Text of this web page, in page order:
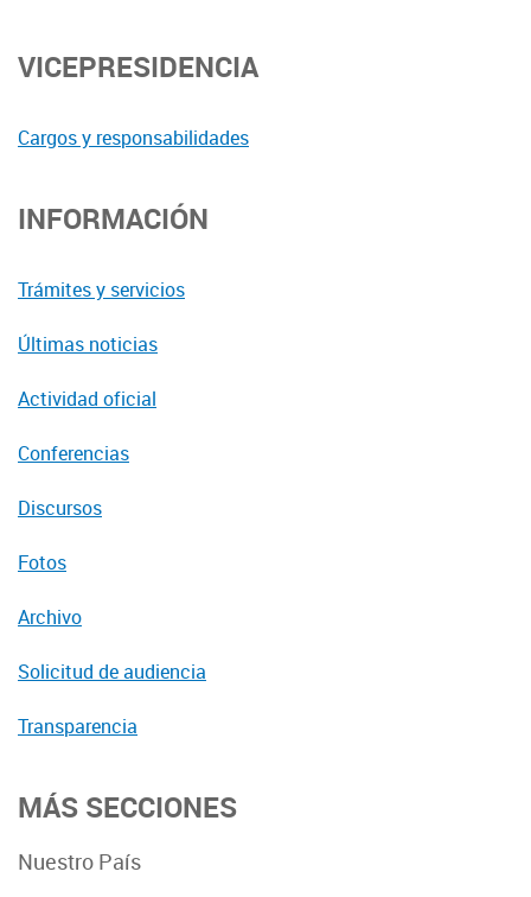
VICEPRESIDENCIA
Cargos y responsabilidades
INFORMACIÓN
Trámites y servicios
Últimas noticias
Actividad oficial
Conferencias
Discursos
Fotos
Archivo
Solicitud de audiencia
Transparencia
MÁS SECCIONES
Nuestro País